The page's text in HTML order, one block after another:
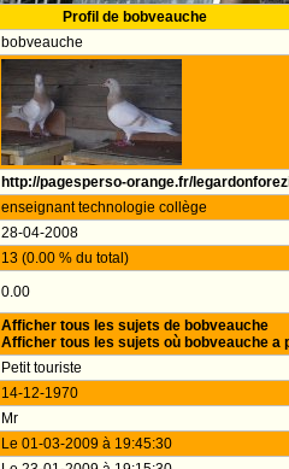
Profil de bobveauche
bobveauche
http://pagesperso-orange.fr/
enseignant technologie collège
28-04-2008
13 (0.00 % du total)
0.00
Afficher tous les sujets de bobveauche
Afficher tous les sujets où bobveauche a
Petit touriste
14-12-1970
Mr
Le 01-03-2009 à 19:45:30